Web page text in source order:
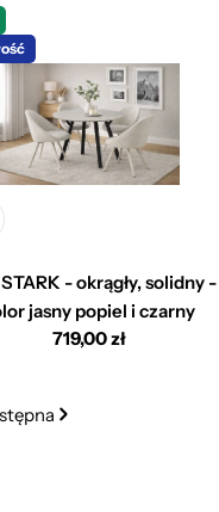
do koszyka
- okrągły, solidny -
jasny popiel i czarny
Cena
719,00 zł